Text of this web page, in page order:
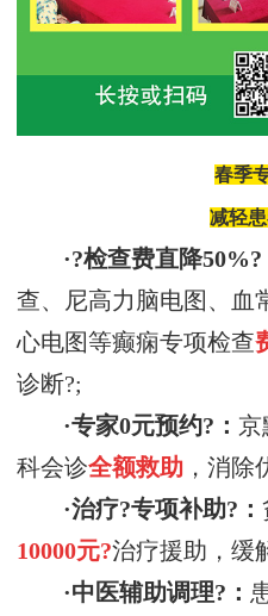
春季
减轻
·?检查费直降50%?
查、尼高力脑电图、血
心电图等癫痫专项检查
诊断?;
·专家0元预约?： 京
科会诊全额救助 ，消除
·治疗?专项补助?：
10000元?治疗援助，缓
·中医辅助调理?：